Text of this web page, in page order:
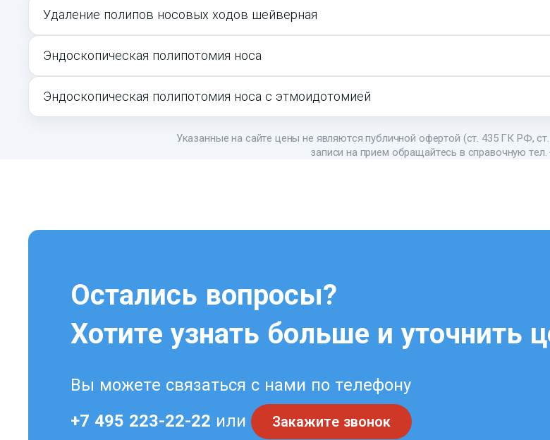
Удаление полипов носовых ходов шейверная
Эндоскопическая полипотомия носа
Эндоскопическая полипотомия носа с этмоидотомией
Указанные на сайте цены не являются публичной офертой (ст. 435 ГК РФ,
записи на прием обращайтесь в справочную тел.
Остались вопросы?
Хотите узнать больше и уточнить
Вы можете связаться с нами по телефону
+7 495 223-22-22 или Закажите звонок